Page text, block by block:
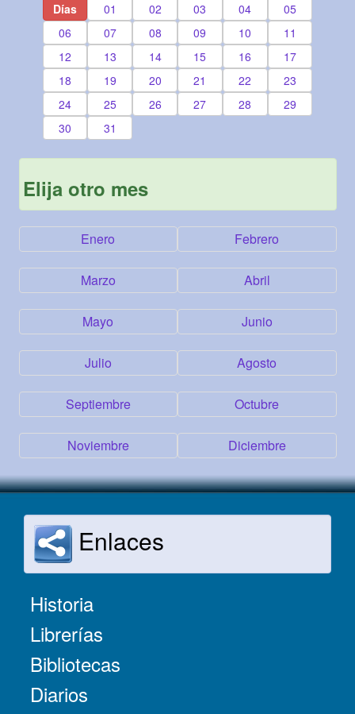
Días 01 02 03 04
05
06
07 08 09 10
11
12
13 14 15 16
17
18
19 20 21 22
23
24
25 26 27 28
29
30
31
Elija otro mes
Enero Febrero
Marzo Abril
Mayo Junio
Julio Agosto
Septiembre Octubre
Noviembre Diciembre
Enlaces
Historia
Librerías
Bibliotecas
Diarios